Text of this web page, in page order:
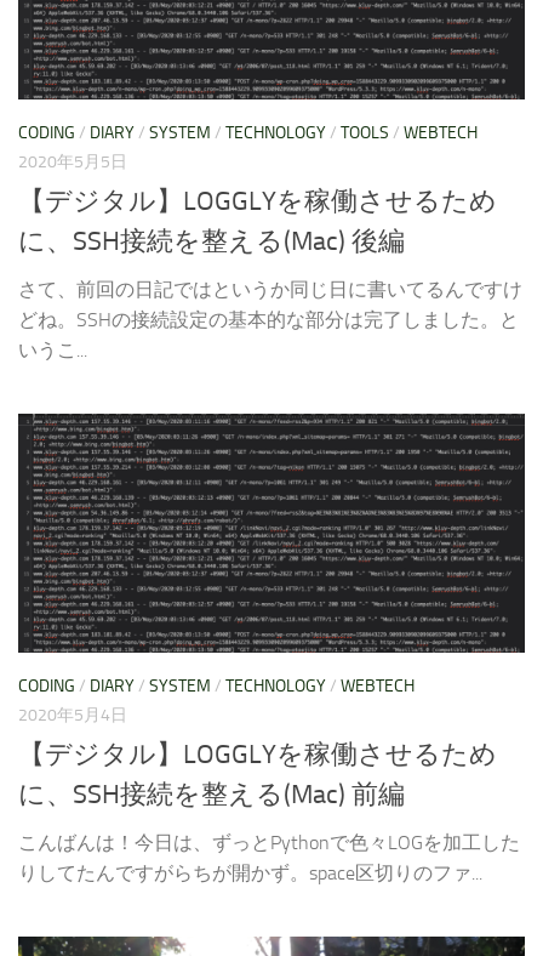
CODING / DIARY/ SYSTEM / TECHNOLOGY/ TOOLS / WEBTECH
2020年5月5日
【デジタル】LOGGLYを稼働させるため
に、SSH接続を整える(Mac) 後編
さて、前回の日記ではというか同じ日に書いてるんですけ
どね。SSHの接続設定の基本的な部分は完了しました。と
いうこ...
CODING / DIARY/ SYSTEM / TECHNOLOGY/ WEBTECH
2020年5月4日
【デジタル】LOGGLYを稼働させるため
に、SSH接続を整える(Mac) 前編
こんばんは！今日は、ずっとPythonで色々LOGを加工した
りしてたんですがらちが開かず。space区切りのファ...